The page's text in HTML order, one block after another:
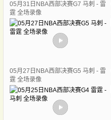
05月31日NBA西部决赛G7 马刺 - 雷
霆 全场录像
05月27日NBA西部决赛G5 马刺 - 雷
霆 全场录像